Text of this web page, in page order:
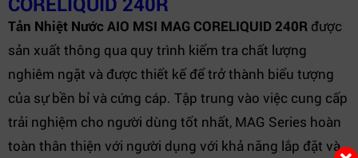
Tản Nhiệt Nước AIO MSI MAG CORELIQUID 240R được
sản xuất thông qua quy trình kiểm tra chất lượng
nghiêm ngặt và được thiết kế để trở thành biểu tượng
của sự bền bỉ và cứng cáp. Tập trung vào việc cung cấp
trải nghiệm cho người dùng tốt nhất, MAG Series hoàn
toàn thân thiện với người dụng với khả năng lắp đặt và